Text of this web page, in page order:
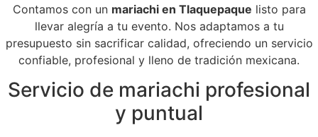
Contamos con un mariachi en Tlaquepaque listo para
llevar alegría a tu evento. Nos adaptamos a tu
presupuesto sin sacrificar calidad, ofreciendo un servicio
confiable, profesional y lleno de tradición mexicana.
Servicio de mariachi profesional
y puntual